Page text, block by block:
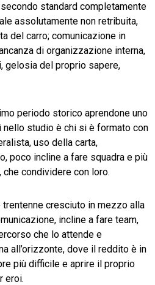
standard completamente
assolutamente non retribuita,
del carro; comunicazione in
di organizzazione interna,
gelosia del proprio sapere,
periodo storico aprendone uno
nello studio è chi si è formato con
uso della carta,
poco incline a fare squadra e più
condividere con loro.
trentenne cresciuto in mezzo alla
incline a fare team,
che lo attende e
all’orizzonte, dove il reddito è in
più difficile e aprire il proprio
eroi.